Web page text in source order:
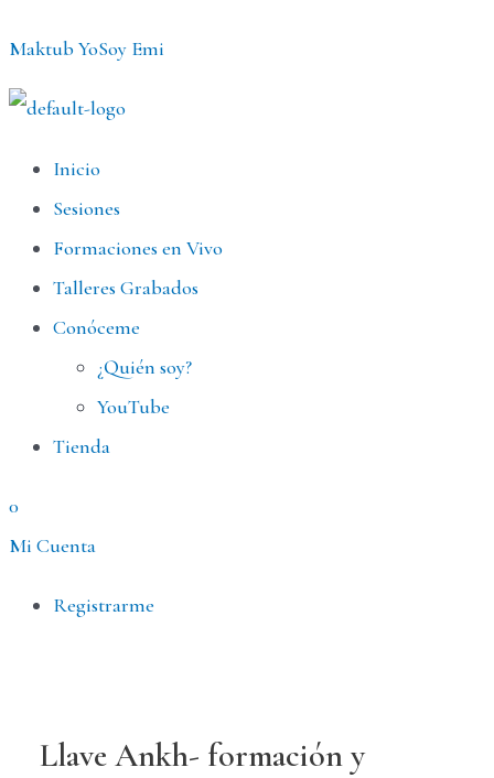
contenido
Maktub YoSoy Emi
MenúInicio
Sesiones
Formaciones en Vivo
Talleres Grabados
Conóceme
¿Quién soy?
YouTube
Tienda
0
Mi Cuenta
MenúRegistrarme
Llave Ankh- formación y